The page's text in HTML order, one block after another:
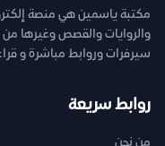
مكتبة ياسمين هي منصة
سيرفرات وروابط مباشرة و
روابط سريعة
من نحن